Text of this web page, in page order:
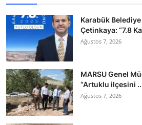
Karabük Belediye
Çetinkaya: “7.8
Ağustos 7, 2026
MARSU Genel
“Artuklu ilçesini
Ağustos 7, 2026